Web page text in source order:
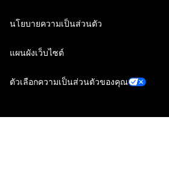
นโยบายความเป็นส่วนตัว
แผนผังเว็บไซต์
ตัวเลือกความเป็นส่วนตัวของคุณ